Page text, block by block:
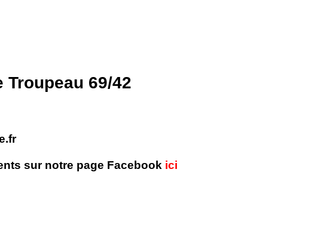
69/42
sur notre page Facebook ici